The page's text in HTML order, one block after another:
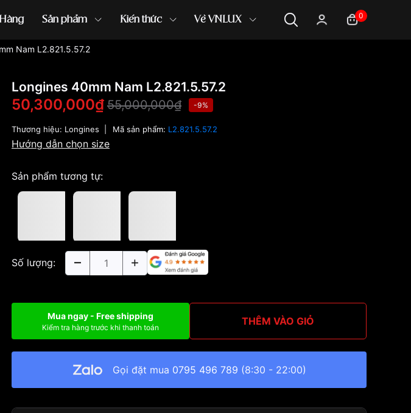
Sản phẩm Kiến thức Về VNLUX 0
Nam L2.821.5.57.2
Longines 40mm Nam L2.821.5.57.2
50,300,000₫ 55,000,000₫ -9%
Thương hiệu: Longines Mã sản phẩm: L2.821.5.57.2
Hướng dẫn chọn size
Sản phẩm tương tự:
Số lượng:
Mua ngay - Free shipping
Kiểm tra hàng trước khi thanh toán THÊM VÀO GIỎ
Gọi đặt mua 0795 496 789 (8:30 - 22:00)